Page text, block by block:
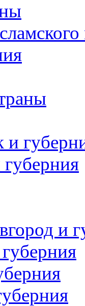
и
и